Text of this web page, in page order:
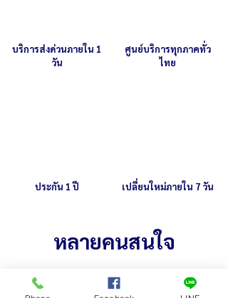
บริการส่งด่วนภายใน 1
วัน
ศูนย์บริการทุกภาคทั่ว
ไทย
ประกัน 1 ปี เปลี่ยนใหม่ภายใน 7 วัน
หลายคนสนใจ